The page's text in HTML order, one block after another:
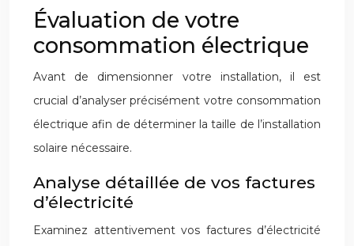
Évaluation de votre
consommation électrique
Avant de dimensionner votre installation, il est
crucial d’analyser précisément votre consommation
électrique afin de déterminer la taille de l’installation
solaire nécessaire.
Analyse détaillée de vos factures
d’électricité
Examinez attentivement vos factures d’électricité